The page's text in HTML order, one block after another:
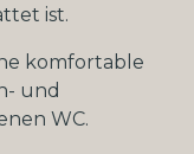
ist.
komfortable
und
WC.